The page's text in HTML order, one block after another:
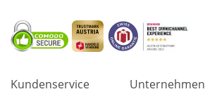
Kundenservice Unternehmen